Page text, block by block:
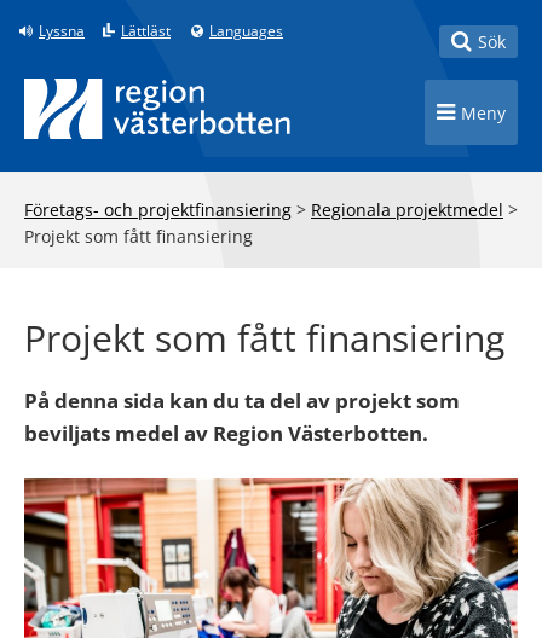
Till innehåll på sidan
Lyssna Lättläst Languages Toggle
Sök
Toggle
Meny
Företags- och projektfinansiering > Regionala projektmedel >
Projekt som fått finansiering
Projekt som fått finansiering
På denna sida kan du ta del av projekt som
beviljats medel av Region Västerbotten.